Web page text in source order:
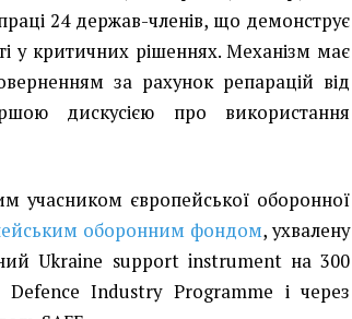
24 держав-членів, що демонструє
у критичних рішеннях. Механізм має
за рахунок репарацій від
дискусією про використання
учасником європейської оборонної
оборонним фондом, ухвалену
Ukraine support instrument на 300
Industry Programme і через